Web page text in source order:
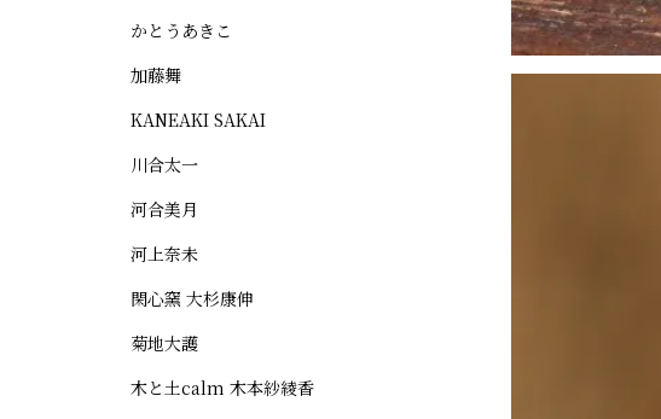
かとうあきこ
加藤舞
KANEAKI SAKAI
川合太一
河合美月
河上奈未
閑心窯 大杉康伸
菊地大護
木と土calm 木本紗綾香